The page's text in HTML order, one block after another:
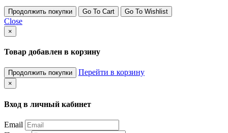
Продолжить покупки Go To Cart Go To Wishlist
Close
×
Товар добавлен в корзину
Продолжить покупки Перейти в корзину
×
Вход в личный кабинет
Email